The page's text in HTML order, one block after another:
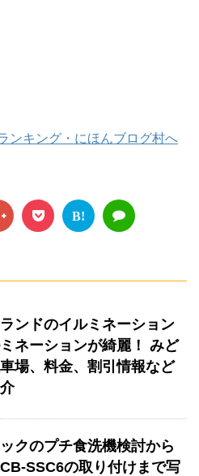
B!
ンドのイルミネーション
ネーションが綺麗！ みど
場、料金、割引情報など
クのプチ食洗機検討から
SSC6の取り付けまで写